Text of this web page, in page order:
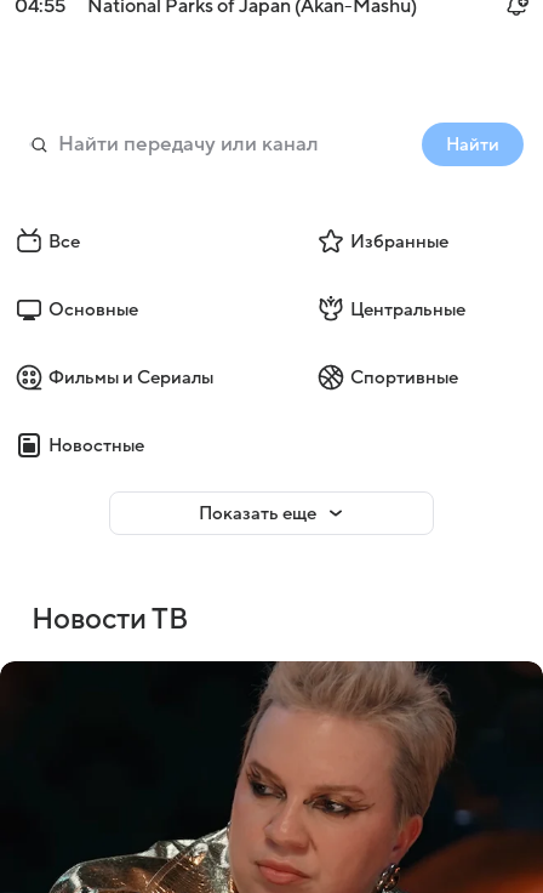
04:55 National Parks of Japan (Akan-Mashu)
Найти
Все Избранные
Основные Центральные
Фильмы и Сериалы Спортивные
Новостные
Показать еще
Новости ТВ